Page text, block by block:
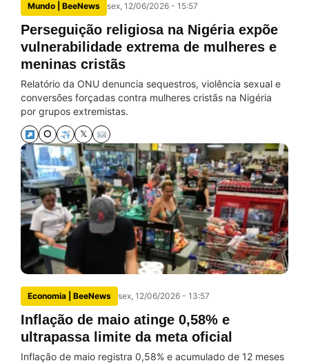
Mundo | BeeNews sex, 12/06/2026 - 15:57
Perseguição religiosa na Nigéria expõe
vulnerabilidade extrema de mulheres e
meninas cristãs
Relatório da ONU denuncia sequestros, violência sexual e
conversões forçadas contra mulheres cristãs na Nigéria
por grupos extremistas.
⭘ 𝕏
Economia | BeeNews sex, 12/06/2026 - 13:57
Inflação de maio atinge 0,58% e
ultrapassa limite da meta oficial
Inflação de maio registra 0,58% e acumulado de 12 meses